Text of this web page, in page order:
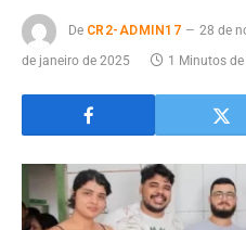
De CR2-ADMIN17 28 de
de janeiro de 2025
1 Minutos